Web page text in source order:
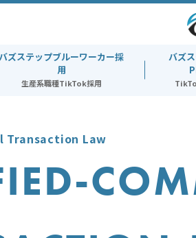
バズステップブルーワーカー採
用
生産系職種TikTok採用
バズ
Transaction Law